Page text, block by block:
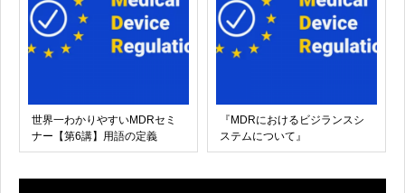
世界一わかりやすいMDRセミ
ナー【第6講】用語の定義
『MDRにおけるビジランスシ
ステムについて』